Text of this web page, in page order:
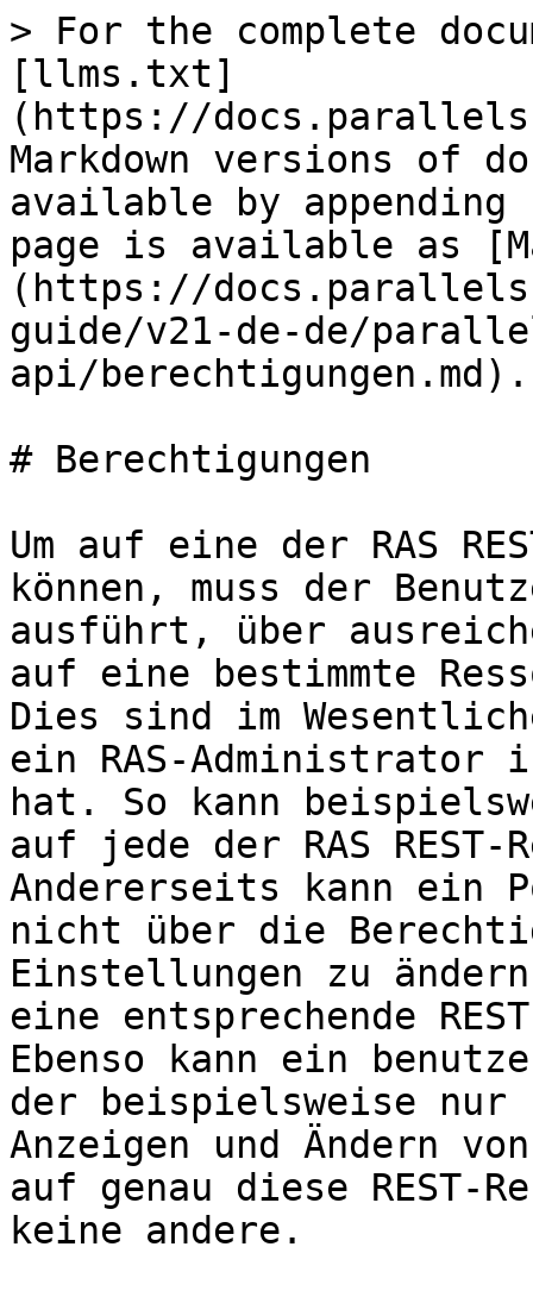
> For the complete
[llms.txt]
(https://
Markdown versions of
available by
page is available as
(https://
guide/v21-de-de/
api/berechtigungen.md).
# Berechtigungen
Um auf eine der RAS
können, muss der
ausführt, über
auf eine bestimmte
Dies sind im
ein RAS-Administrator
hat. So kann
auf jede der RAS
Andererseits kann ein
nicht über die
Einstellungen zu
eine entsprechende
Ebenso kann ein
der beispielsweise nur
Anzeigen und Ändern
auf genau diese REST-
keine andere.